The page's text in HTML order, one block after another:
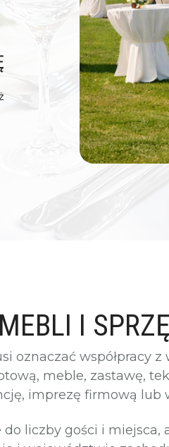
I
oznaczać współpracy
meble, zastawę,
imprezę firmową lub
liczby gości i